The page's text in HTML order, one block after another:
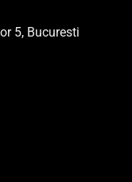
5, Bucuresti